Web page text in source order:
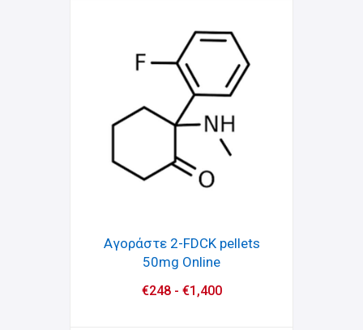
Αγοράστε 2-FDCK pellets
50mg Online
€248- €1,400